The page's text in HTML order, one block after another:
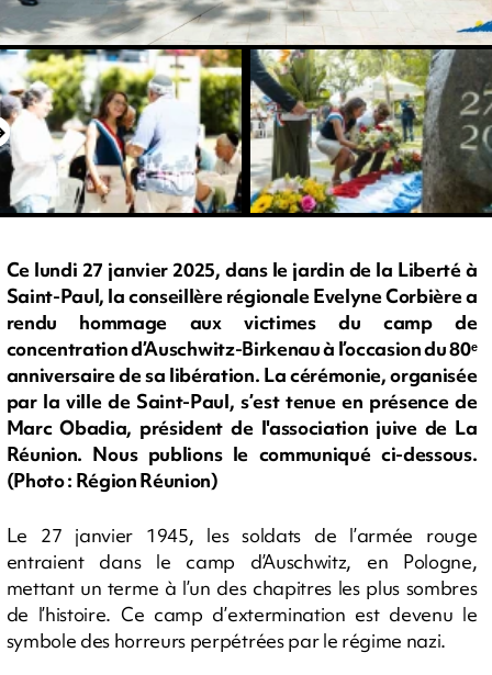
Ce lundi 27 janvier 2025, dans le jardin de la Liberté à
Saint-Paul, la conseillère régionale Evelyne Corbière a
rendu hommage aux victimes du camp de
concentration d’Auschwitz-Birkenau à l’occasion du 80ᵉ
anniversaire de sa libération. La cérémonie, organisée
par la ville de Saint-Paul, s’est tenue en présence de
Marc Obadia, président de l'association juive de La
Réunion. Nous publions le communiqué ci-dessous.
(Photo : Région Réunion)
Le 27 janvier 1945, les soldats de l’armée rouge
entraient dans le camp d’Auschwitz, en Pologne,
mettant un terme à l’un des chapitres les plus sombres
de l’histoire. Ce camp d’extermination est devenu le
symbole des horreurs perpétrées par le régime nazi.